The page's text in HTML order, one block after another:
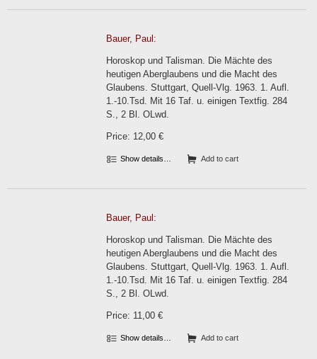
Bauer, Paul:
Horoskop und Talisman. Die Mächte des
heutigen Aberglaubens und die Macht des
Glaubens. Stuttgart, Quell-Vlg. 1963. 1. Aufl.
1.-10.Tsd. Mit 16 Taf. u. einigen Textfig. 284
S., 2 Bl. OLwd.
Price: 12,00 €
Show details… Add to cart
Bauer, Paul:
Horoskop und Talisman. Die Mächte des
heutigen Aberglaubens und die Macht des
Glaubens. Stuttgart, Quell-Vlg. 1963. 1. Aufl.
1.-10.Tsd. Mit 16 Taf. u. einigen Textfig. 284
S., 2 Bl. OLwd.
Price: 11,00 €
Show details… Add to cart